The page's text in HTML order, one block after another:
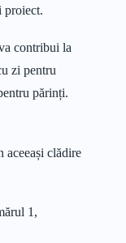
proiect.
contribui la
zi pentru
părinți.
aceeași clădire
1,